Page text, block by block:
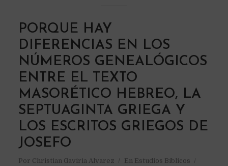
PORQUE HAY
DIFERENCIAS EN LOS
NÚMEROS GENEALÓGICOS
ENTRE EL TEXTO
MASORÉTICO HEBREO, LA
SEPTUAGINTA GRIEGA Y
LOS ESCRITOS GRIEGOS DE
JOSEFO
Por Christian Gaviria Alvarez En Estudios Bíblicos